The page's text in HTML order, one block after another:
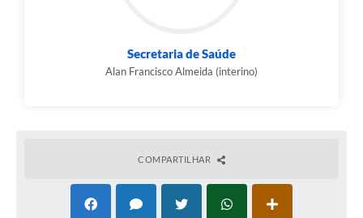
Secretaria de Saúde
Alan Francisco Almeida (interino)
COMPARTILHAR